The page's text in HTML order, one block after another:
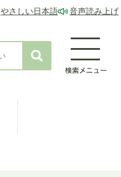
やさしい日本語 音声読み上げ